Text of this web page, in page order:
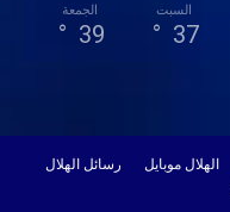
الجمعة
39
°
السبت
37
°
الهلال موبايل
رسائل الهلال